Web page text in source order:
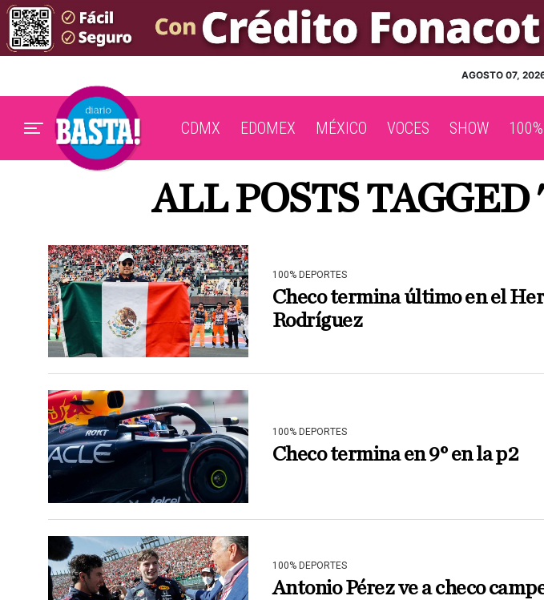
AGOSTO 07,
CDMX EDOMEX MÉXICO VOCES SHOW
ALL POSTS
100% DEPORTES
Checo termina último en el
Rodríguez
100% DEPORTES
Checo termina en 9° en la p2
100% DEPORTES
Antonio Pérez ve a checo